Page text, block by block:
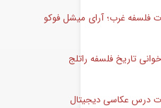
فلسفه غرب؛ آرای میشل فوکو
تاریخ فلسفه راتلج
درس عکاسی دیجیتال